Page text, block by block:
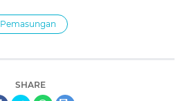
Pemasungan
SHARE